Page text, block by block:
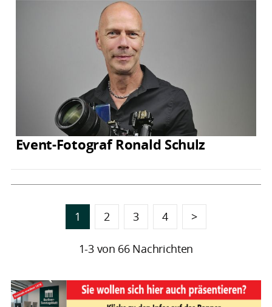
Event-Fotograf Ronald Schulz
1 2 3 4 >
1-3 von 66 Nachrichten